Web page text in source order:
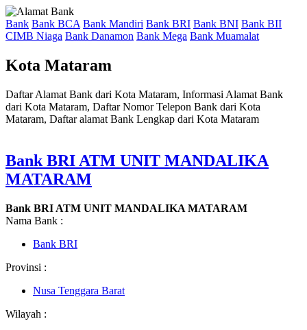
Bank Bank BCA Bank Mandiri Bank BRI Bank BNI Bank BII
CIMB Niaga Bank Danamon Bank Mega Bank Muamalat
Kota Mataram
Daftar Alamat Bank dari Kota Mataram, Informasi Alamat Bank
dari Kota Mataram, Daftar Nomor Telepon Bank dari Kota
Mataram, Daftar alamat Bank Lengkap dari Kota Mataram
Bank BRI ATM UNIT MANDALIKA
MATARAM
Bank BRI ATM UNIT MANDALIKA MATARAM
Nama Bank :
Bank BRI
Provinsi :
Nusa Tenggara Barat
Wilayah :